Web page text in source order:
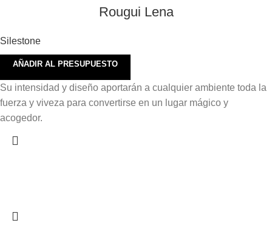
Rougui Lena
Silestone
AÑADIR AL PRESUPUESTO
Su intensidad y diseño aportarán a cualquier ambiente toda la
fuerza y viveza para convertirse en un lugar mágico y
acogedor.